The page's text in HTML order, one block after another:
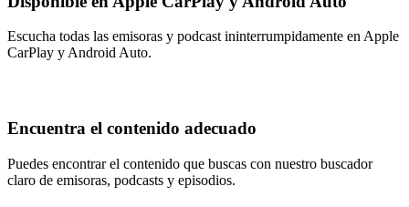
Escucha todas las emisoras y podcast ininterrumpidamente en Apple
CarPlay y Android Auto.
Encuentra el contenido adecuado
Puedes encontrar el contenido que buscas con nuestro buscador
claro de emisoras, podcasts y episodios.